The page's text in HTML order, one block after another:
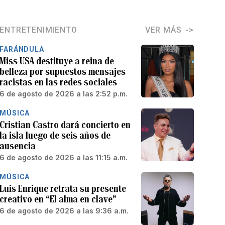
ENTRETENIMIENTO VER MÁS
FARÁNDULA
Miss USA destituye a reina de
belleza por supuestos mensajes
racistas en las redes sociales
6 de agosto de 2026 a las 2:52 p.m.
MÚSICA
Cristian Castro dará concierto en
la isla luego de seis años de
ausencia
6 de agosto de 2026 a las 11:15 a.m.
MÚSICA
Luis Enrique retrata su presente
creativo en “El alma en clave”
6 de agosto de 2026 a las 9:36 a.m.